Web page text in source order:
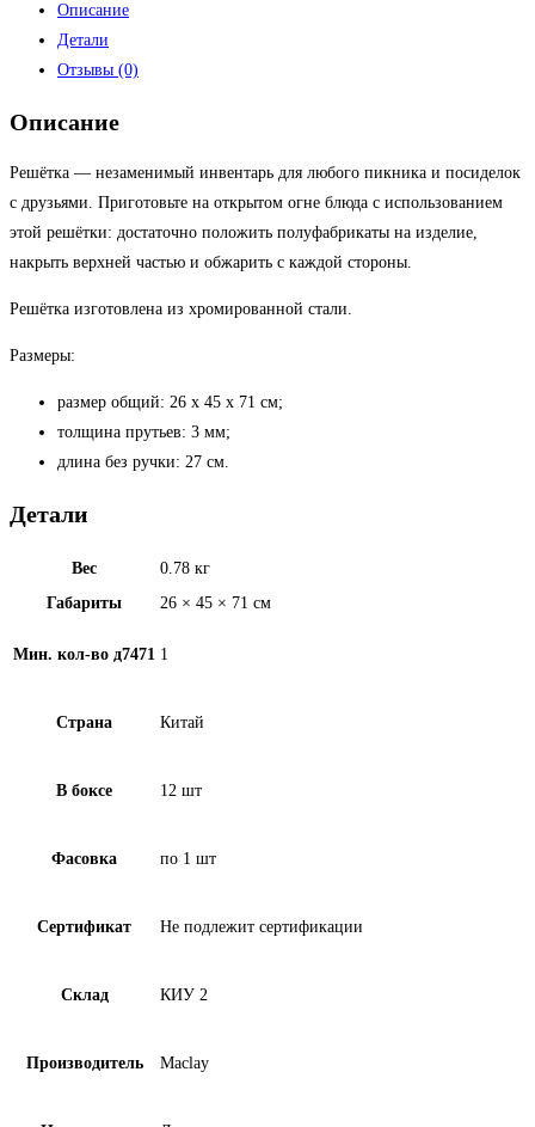
Описание
Детали
Отзывы (0)
Описание
Решётка — незаменимый инвентарь для любого пикника и посиделок
с друзьями. Приготовьте на открытом огне блюда с использованием
этой решётки: достаточно положить полуфабрикаты на изделие,
накрыть верхней частью и обжарить с каждой стороны.
Решётка изготовлена из хромированной стали.
Размеры:
размер общий: 26 х 45 х 71 см;
толщина прутьев: 3 мм;
длина без ручки: 27 см.
Детали
Вес
0.78 кг
Габариты
26 × 45 × 71 см
Мин. кол-во д7471 1
Страна Китай
В боксе 12 шт
Фасовка по 1 шт
Сертификат Не подлежит сертификации
Склад КИУ 2
Производитель Maclay